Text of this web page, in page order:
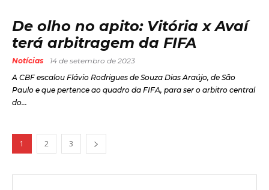
De olho no apito: Vitória x Avaí
terá arbitragem da FIFA
Notícias
14 de setembro de 2023
A CBF escalou Flávio Rodrigues de Souza Dias Araújo, de São
Paulo e que pertence ao quadro da FIFA, para ser o arbitro central
do...
1 2 3